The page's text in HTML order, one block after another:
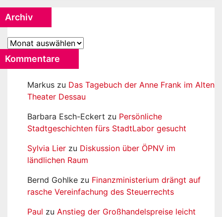
Archiv
Archiv
Kommentare
Markus zu Das Tagebuch der Anne Frank im Alten
Theater Dessau
Barbara Esch-Eckert zu Persönliche
Stadtgeschichten fürs StadtLabor gesucht
Sylvia Lier zu Diskussion über ÖPNV im
ländlichen Raum
Bernd Gohlke zu Finanzministerium drängt auf
rasche Vereinfachung des Steuerrechts
Paul zu Anstieg der Großhandelspreise leicht